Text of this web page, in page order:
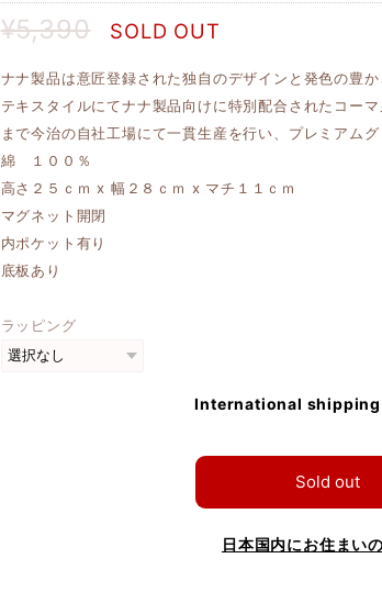
¥5,390 SOLD OUT
ナナ製品は意匠登録された独自のデザインと発色の豊
テキスタイルにてナナ製品向けに特別配合されたコー
まで今治の自社工場にて一貫生産を行い、プレミアムグ
綿 １００％
高さ２５ｃｍ x 幅２８ｃｍ x マチ１１ｃｍ
マグネット開閉
内ポケット有り
底板あり
ラッピング
International
Sold out
日本国内にお住まい